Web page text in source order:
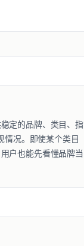
定的品牌、类目、指
情况。即使某个类目
户也能先看懂品牌当